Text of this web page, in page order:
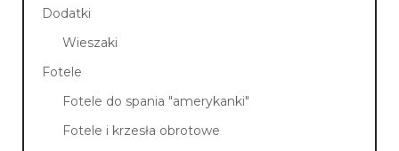
Dodatki
Wieszaki
Fotele
Fotele do spania "amerykanki"
Fotele i krzesła obrotowe